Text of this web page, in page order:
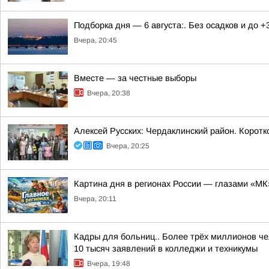
Подборка дня — 6 августа:. Без осадков и до
Вчера, 20:45
Вместе — за честные выборы
Вчера, 20:38
Алексей Русских: Чердаклинский район.
Вчера, 20:25
Картина дня в регионах России — глазами
Вчера, 20:11
Кадры для больниц.. Более трёх миллионов
10 тысяч заявлений в колледжи и техникумы
Вчера, 19:48